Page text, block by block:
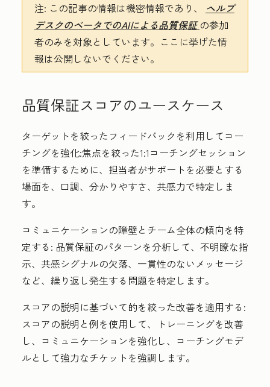
注: この記事の情報は機密情報であり、 ヘルプ
デスクのベータでのAIによる品質保証の参加
者のみを対象としています。ここに挙げた情
報は公開しないでください。
品質保証スコアのユースケース
ターゲットを絞ったフィードバックを利用してコー
チングを強化:焦点を絞った1:1コーチングセッション
を準備するために、担当者がサポートを必要とする
場面を、口調、分かりやすさ、共感力で特定しま
す。
コミュニケーションの障壁とチーム全体の傾向を特
定する: 品質保証のパターンを分析して、不明瞭な指
示、共感シグナルの欠落、一貫性のないメッセージ
など、繰り返し発生する問題を特定します。
スコアの説明に基づいて的を絞った改善を適用する:
スコアの説明と例を使用して、トレーニングを改善
し、コミュニケーションを強化し、コーチングモデ
ルとして強力なチケットを強調します。